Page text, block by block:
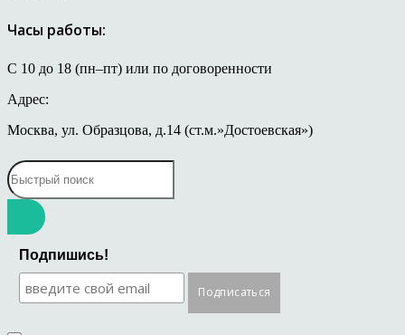
Часы работы:
С 10 до 18 (пн–пт) или по договоренности
Адрес:
Москва, ул. Образцова, д.14 (ст.м.»Достоевская»)
Подпишись!